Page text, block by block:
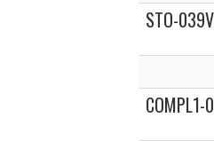
STO-
COMPL1-